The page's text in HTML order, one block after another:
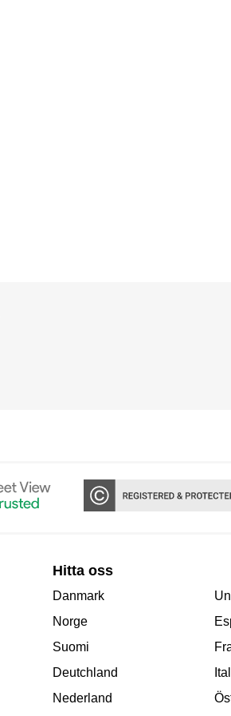
Hitta oss
Danmark
Norge
Suomi
Deutchland
Nederland